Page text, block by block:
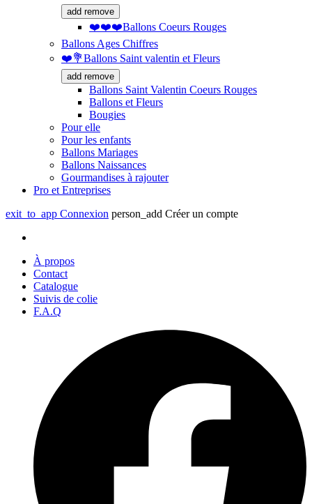
add remove
❤️❤️❤️Ballons Coeurs Rouges
Ballons Ages Chiffres
❤️💐Ballons Saint valentin et Fleurs
add remove
Ballons Saint Valentin Coeurs Rouges
Ballons et Fleurs
Bougies
Pour elle
Pour les enfants
Ballons Mariages
Ballons Naissances
Gourmandises à rajouter
Pro et Entreprises
exit_to_app Connexion person_add Créer un compte
À propos
Contact
Catalogue
Suivis de colie
F.A.Q